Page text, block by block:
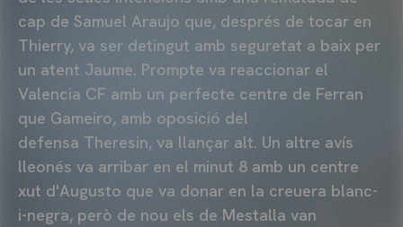
cap de Samuel Araujo que, després de tocar en
Thierry, va ser detingut amb seguretat a baix per
un atent Jaume. Prompte va reaccionar el
Valencia CF amb un perfecte centre de Ferran
que Gameiro, amb oposició del
defensa Theresin, va llançar alt. Un altre avís
lleonés va arribar en el minut 8 amb un centre
xut d'Augusto que va donar en la creuera blanc-
i-negra, però de nou els de Mestalla van